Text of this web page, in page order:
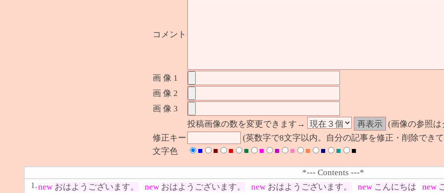
コメント
画 像 1
画 像 2
画 像 3
投稿画像の数を変更できます→
(画像の参照は
修正キー
(英数字で8文字以内。自分の記事を修正・削除でき
文字色
■ ■ ■ ■ ■ ■ ■ ■ ■ ■ ■
*--- Contents ---*
1.new おはようございます。 new おはようございます。 new おはようございます。 new こんにちは new